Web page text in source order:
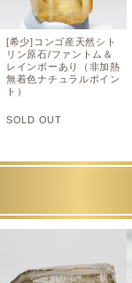
[希少]コンゴ産天然シト
リン原石/ファントム＆
レインボーあり（非加熱
無着色ナチュラルポイン
ト）
SOLD OUT